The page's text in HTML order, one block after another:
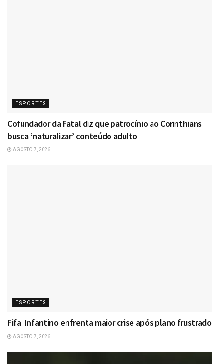
ESPORTES
Cofundador da Fatal diz que patrocínio ao Corinthians
busca ‘naturalizar’ conteúdo adulto
AGOSTO 7, 2026
ESPORTES
Fifa: Infantino enfrenta maior crise após plano frustrado
AGOSTO 7, 2026